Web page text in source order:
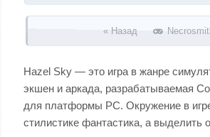
« Назад
Hazel Sky — это игра в жанре
экшен и аркада, разрабатываемая
для платформы PC. Окружение в
cтилистике фантастика, а выделить